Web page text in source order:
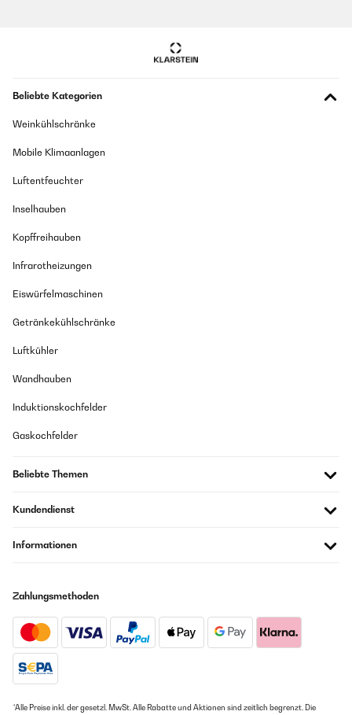
Beliebte Kategorien
Weinkühlschränke
Mobile Klimaanlagen
Luftentfeuchter
Inselhauben
Kopffreihauben
Infrarotheizungen
Eiswürfelmaschinen
Getränkekühlschränke
Luftkühler
Wandhauben
Induktionskochfelder
Gaskochfelder
Beliebte Themen
Kundendienst
Informationen
Zahlungsmethoden
*Alle Preise inkl. der gesetzl. MwSt. Alle Rabatte und Aktionen sind zeitlich begrenzt. Die